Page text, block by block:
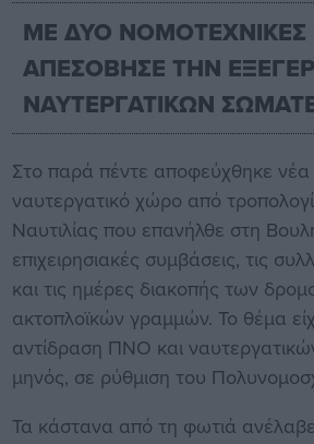
ΜΕ ΔΥΟ ΝΟΜΟΤΕΧΝΙΚΕΣ
ΑΠΕΣΟΒΗΣΕ ΤΗΝ
ΝΑΥΤΕΡΓΑΤΙΚΩΝ
Στο παρά πέντε αποφεύχθηκε
ναυτεργατικό χώρο από
Ναυτιλίας που επανήλθε στη
επιχειρησιακές συμβάσεις, τις
και τις ημέρες διακοπής των
ακτοπλοϊκών γραμμών. Το θέμα
αντίδραση ΠΝΟ και
μηνός, σε ρύθμιση του
Τα κάστανα από τη φωτιά